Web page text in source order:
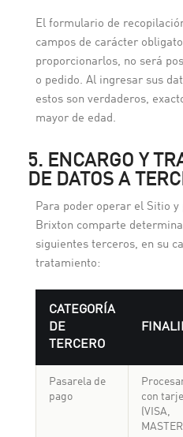
El formulario de
campos de carácter
proporcionarlos, no será
o pedido. Al ingresar sus
estos son verdaderos,
mayor de edad.
5. ENCARGO Y
DE DATOS A
Para poder operar el Sitio y
Brixton comparte
siguientes terceros, en su
tratamiento:
CATEGORÍA
DE
TERCERO
Pasarela de
pago
con
(VISA,